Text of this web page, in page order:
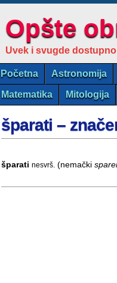
Opšte
Uvek i svugde
Početna Astronomija
Matematika Mitologija
šparati –
šparati nesvrš. (nemački